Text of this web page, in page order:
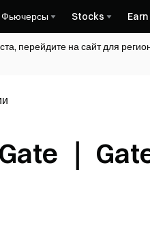
Фьючерсы Stocks Earn
перейдите на сайт для
｜